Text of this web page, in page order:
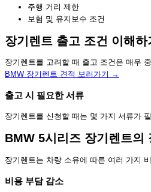
주행 거리 제한
보험 및 유지보수 조건
장기렌트 출고 조건 이해하
장기렌트를 고려할 때 출고 조건은 매우
BMW 장기렌트 견적 보러가기 →
출고 시 필요한 서류
장기렌트를 신청할 때는 몇 가지 서류가
BMW 5시리즈 장기렌트의
장기렌트는 차량 소유에 따른 여러 가지
비용 부담 감소